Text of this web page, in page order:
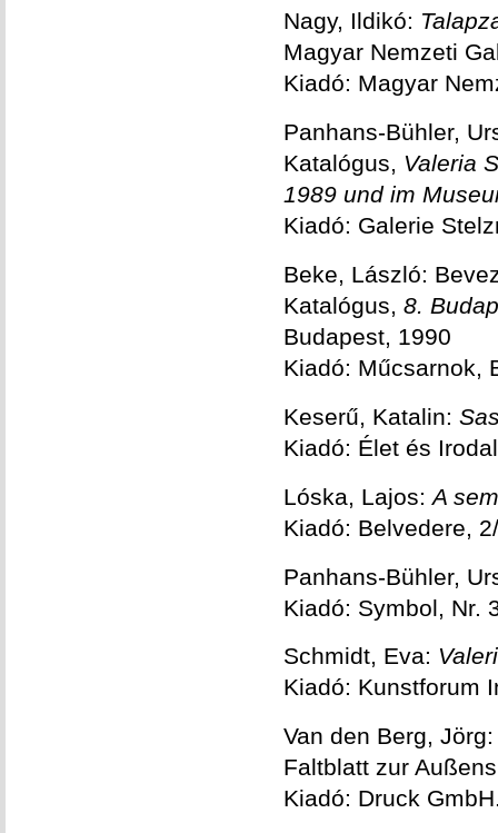
Nagy, Ildikó:
Magyar Nemzeti
Kiadó: Magyar
Panhans-Bühler,
Katalógus, Valeria
1989 und im
Kiadó: Galerie
Beke, László:
Katalógus, 8.
Budapest, 1990
Kiadó: Műcsarnok,
Keserű, Katalin:
Kiadó: Élet és
Lóska, Lajos: A
Kiadó: Belvedere,
Panhans-Bühler,
Kiadó: Symbol, Nr.
Schmidt, Eva:
Kiadó: Kunstforum
Van den Berg,
Faltblatt zur
Kiadó: Druck